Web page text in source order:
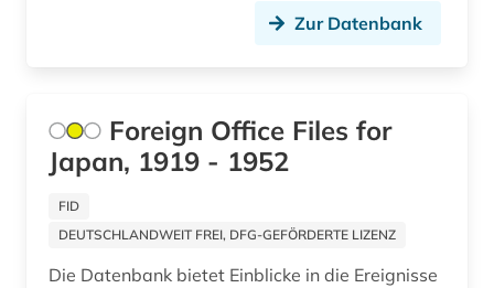
russische literatur (1)
russland (13)
schweiz (1)
Zur Datenbank
Foreign Office Files for
Japan, 1919 - 1952
FID
DEUTSCHLANDWEIT FREI, DFG-GEFÖRDERTE LIZENZ
Die Datenbank bietet Einblicke in die Ereignisse